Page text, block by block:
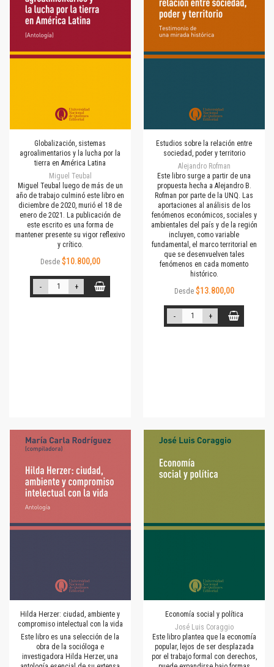
Globalización, sistemas
agroalimentarios y la lucha por la
tierra en América Latina
Miguel Teubal
Miguel Teubal luego de más de un
año de trabajo culminó este libro en
diciembre de 2020, murió el 18 de
enero de 2021. La publicación de
este escrito es una forma de
mantener presente su vigor reflexivo
y crítico.
Desde $10.800,00
- +
Estudios sobre la relación entre
sociedad, poder y territorio
Alejandro Rofman
Este libro surge a partir de una
propuesta hecha a Alejandro B.
Rofman por parte de la UNQ. Las
aportaciones al análisis de los
fenómenos económicos, sociales y
ambientales del país y de la región
incluyen, como variable
fundamental, el marco territorial en
que se desenvuelven tales
fenómenos en cada momento
histórico.
Desde $13.800,00
- +
Hilda Herzer: ciudad, ambiente y
compromiso intelectual con la vida
Este libro es una selección de la
obra de la socióloga e
investigadora Hilda Herzer, una
Economía social y política
José Luis Coraggio
Este libro plantea que la economía
popular, lejos de ser desplazada
por el trabajo formal con derechos,